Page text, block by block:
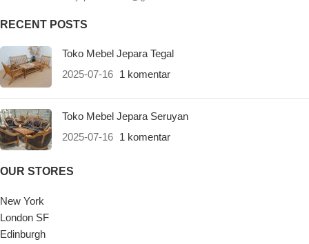
RECENT POSTS
Toko Mebel Jepara Tegal
2025-07-16 1 komentar
Toko Mebel Jepara Seruyan
2025-07-16 1 komentar
OUR STORES
New York
London SF
Edinburgh